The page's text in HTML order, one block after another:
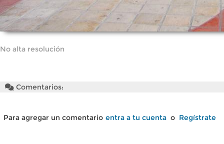
No alta resolución
Comentarios:
Para agregar un comentario entra a tu cuenta o Regístrate